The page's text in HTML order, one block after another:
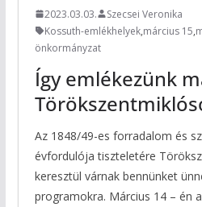
2023.03.03.
Szecsei Veronika
Kossuth-emlékhelyek,március 15,
önkormányzat
Így emlékezünk
Az 1848/49-es forradalom és
évfordulója tiszteletére
keresztül várnak bennünket
programokra. Március 14 – én